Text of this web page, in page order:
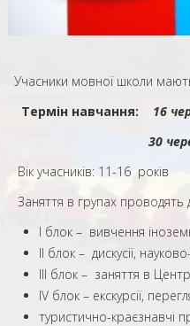
Учасники мовної школи
Термін навчання:
16
30
Вік учасників: 11-16 років
Заняття в групах проводять
І блок – вивчення
ІІ блок – дискусії,
ІІІ блок – заняття в
IV блок – екскурсії,
туристично-краєзнавчі